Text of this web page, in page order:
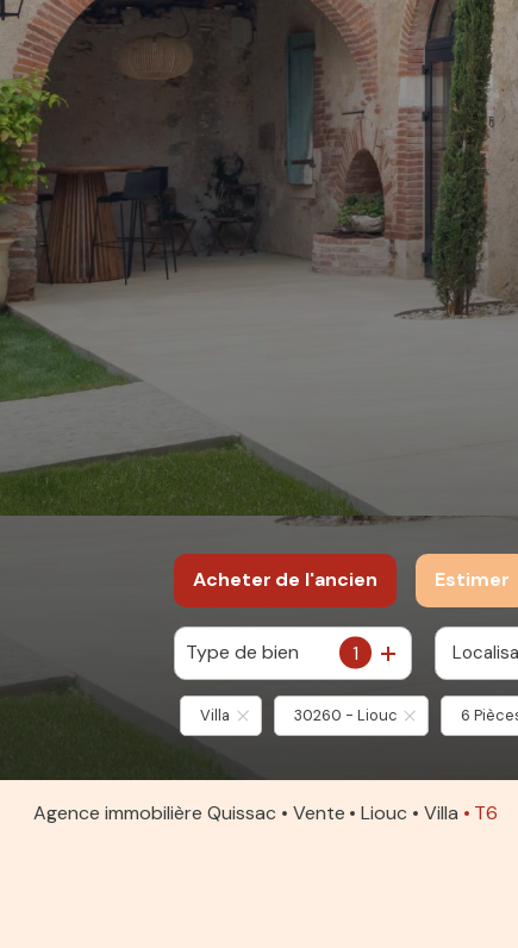
E-MAIL
ESTIMATION
CONTACT
Acheter de l'ancien
De l'ancien
Estimer
Type de bien 1
Villa 30260 - Liouc 6
Agence immobilière Quissac Vente Liouc Villa T6